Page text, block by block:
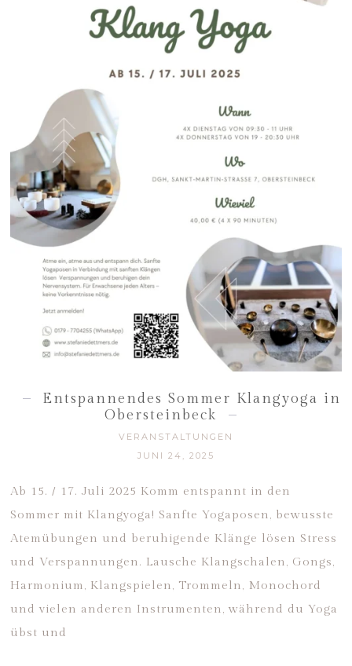
Entspannendes Sommer Klangyoga in
Obersteinbeck
VERANSTALTUNGEN
JUNI 24, 2025
Ab 15. / 17. Juli 2025 Komm entspannt in den
Sommer mit Klangyoga! Sanfte Yogaposen, bewusste
Atemübungen und beruhigende Klänge lösen Stress
und Verspannungen. Lausche Klangschalen, Gongs,
Harmonium, Klangspielen, Trommeln, Monochord
und vielen anderen Instrumenten, während du Yoga
übst und